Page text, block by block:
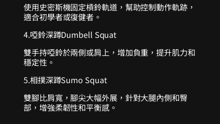
使用史密斯機固定槓鈴軌道，幫助控制動作軌跡，
適合初學者或復健者。
4.啞鈴深蹲Dumbell Squat
雙手持啞鈴於兩側或肩上，增加負重，提升肌力和
穩定性。
5.相撲深蹲Sumo Squat
雙腳比肩寬，腳尖大幅外展，針對大腿內側和臀
部，增強柔韌性和平衡感。